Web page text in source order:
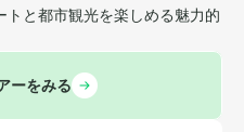
と都市観光を楽しめる魅力的
ーをみる